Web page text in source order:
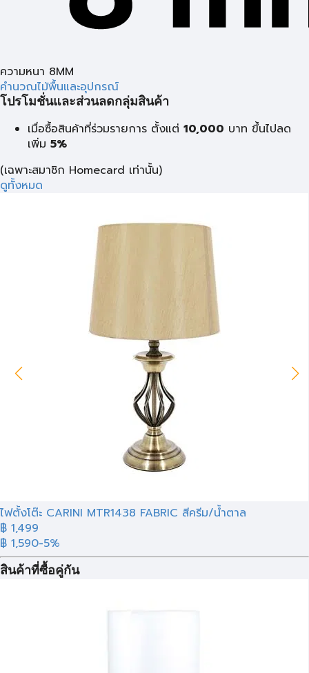
ความหนา 8MM
คำนวณไม้พื้นและอุปกรณ์
โปรโมชั่นและส่วนลดกลุ่มสินค้า
เมื่อซื้อสินค้าที่ร่วมรายการ ตั้งแต่ 10,000 บาท ขึ้นไปลด
เพิ่ม 5%
(เฉพาะสมาชิก Homecard เท่านั้น)
ดูทั้งหมด
ไฟตั้งโต๊ะ CARINI MTR1438 FABRIC สีครีม/น้ำตาล
฿ 1,499
฿ 1,590-5%
สินค้าที่ซื้อคู่กัน